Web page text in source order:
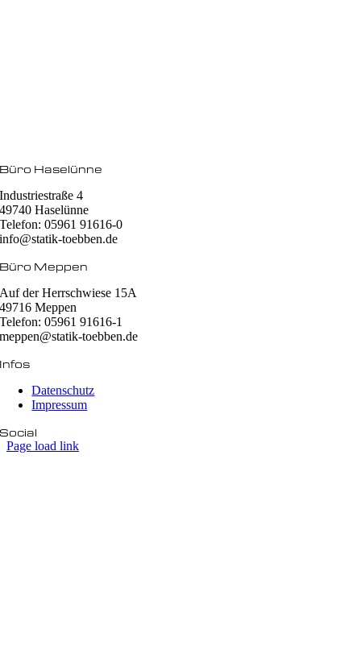
Büro Haselünne
Industriestraße 4
49740 Haselünne
Telefon: 05961 91616-0
info@statik-toebben.de
Büro Meppen
Auf der Herrschwiese 15A
49716 Meppen
Telefon: 05961 91616-1
meppen@statik-toebben.de
Infos
Datenschutz
Impressum
Social
Page load link